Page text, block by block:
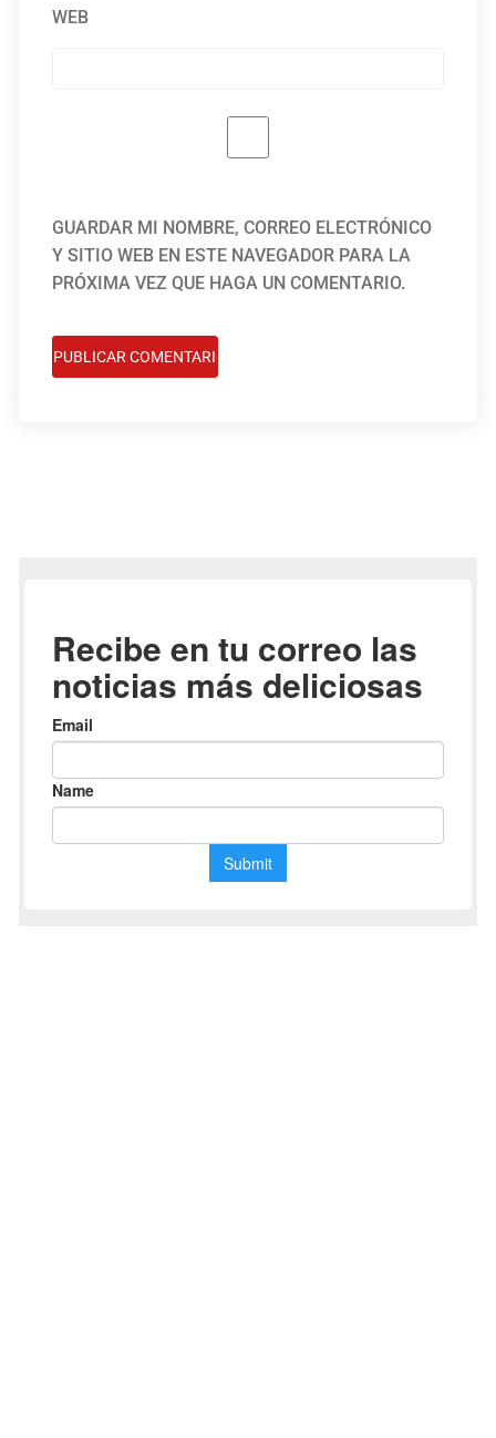
WEB
GUARDAR MI NOMBRE, CORREO ELECTRÓNICO
Y SITIO WEB EN ESTE NAVEGADOR PARA LA
PRÓXIMA VEZ QUE HAGA UN COMENTARIO.